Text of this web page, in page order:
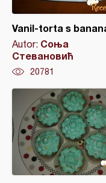
Vanil-torta s
Autor: Соња
Стевановић
20781